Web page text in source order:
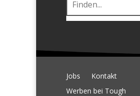
Jobs
Kontakt
Werben bei Tough